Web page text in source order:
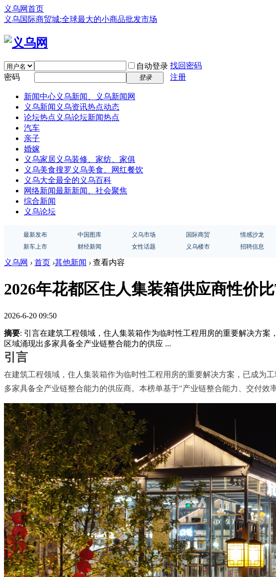
义乌网首页
义乌国际商贸城:全球最大的小商品批发市场
自动登录 找回密码
密码
登录 注册
新闻中心义乌新闻、义乌新闻网
义乌新闻 义乌资讯热点动态
论坛热点 义乌论坛新闻热点
汽车
亲子
婚嫁
义乌家居义乌装修、家纺、家俱
义乌美食搜罗义乌美食、网红餐饮
义乌大全最全的义乌百科
网络新闻最新新闻、社会聚焦
综合新闻
义乌论坛
最新发布 中国图库 义乌市场 国际商贸 情感沙龙
新车上市
财经新闻 女性话题 义乌楼市 招聘信息
义乌网 › 首页 ›其他新闻 › 查看内容
2026年花都区住人集装箱供应商性价
2026-6-20 09:50
摘要: 引言在建筑工程领域，住人集装箱作为临时性工程用房的重要解决方
区域涌现出多家具备全产业链整合能力的供应 ...
引言
在建筑工程领域，住人集装箱作为临时性工程用房的重要解决方案，已成为
多家具备全产业链整合能力的供应商。本榜单基于"产业链整合能力、交付